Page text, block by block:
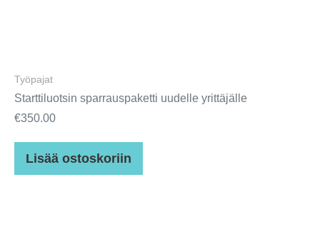
Työpajat
Starttiluotsin sparrauspaketti uudelle yrittäjälle
€350.00
Lisää ostoskoriin